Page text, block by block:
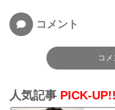
コメント
コ
人気記事 PICK-UP!!